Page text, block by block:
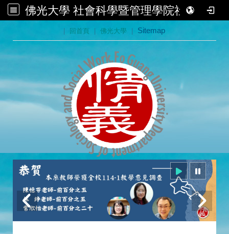
佛光大學 社會科學暨管理學院社會學系
| 回首頁 | 佛光大學 | Sitemap